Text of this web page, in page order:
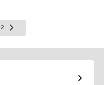
Pagina
successiva